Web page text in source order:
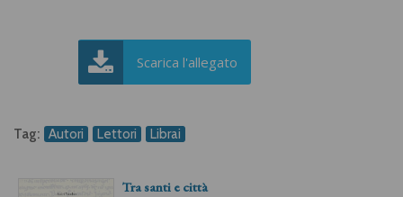
Scarica l'allegato
Tag: Autori Lettori Librai
Tra santi e città